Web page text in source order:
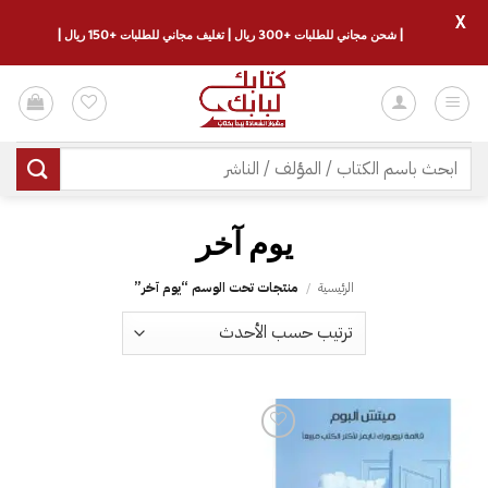
للمحتوى
البحث
عن:
يوم آخر‎
الرئيسية / منتجات تحت الوسم “يوم آخر‎”
| شحن مجاني للطلبات +300 ريال | تغليف مجاني للطلبات +150 ريال |
X